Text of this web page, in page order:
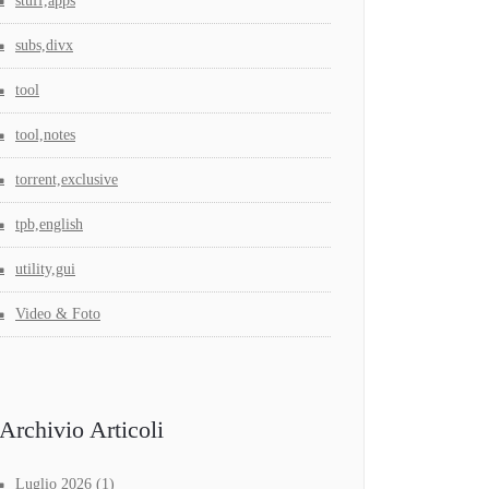
subs,divx
tool
tool,notes
torrent,exclusive
tpb,english
utility,gui
Video & Foto
Archivio Articoli
Luglio 2026 (1)